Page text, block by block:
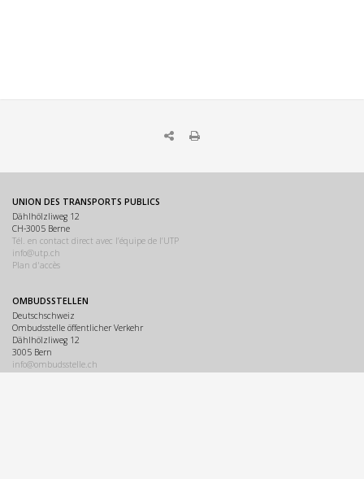
UNION DES TRANSPORTS PUBLICS
Dählhölzliweg 12
CH-3005 Berne
Tél. en contact direct avec l’équipe de l’UTP
info@utp.ch
Plan d'accès
OMBUDSSTELLEN
Deutschschweiz
Ombudsstelle öffentlicher Verkehr
Dählhölzliweg 12
3005 Bern
info@ombudsstelle.ch